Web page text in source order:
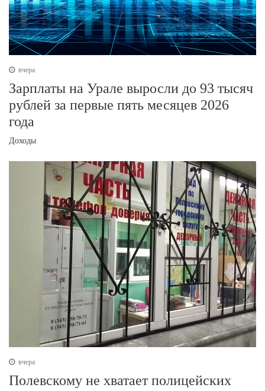
вчера
Зарплаты на Урале выросли до 93 тысяч
рублей за первые пять месяцев 2026
года
Доходы
вчера
Полевскому не хватает полицейских